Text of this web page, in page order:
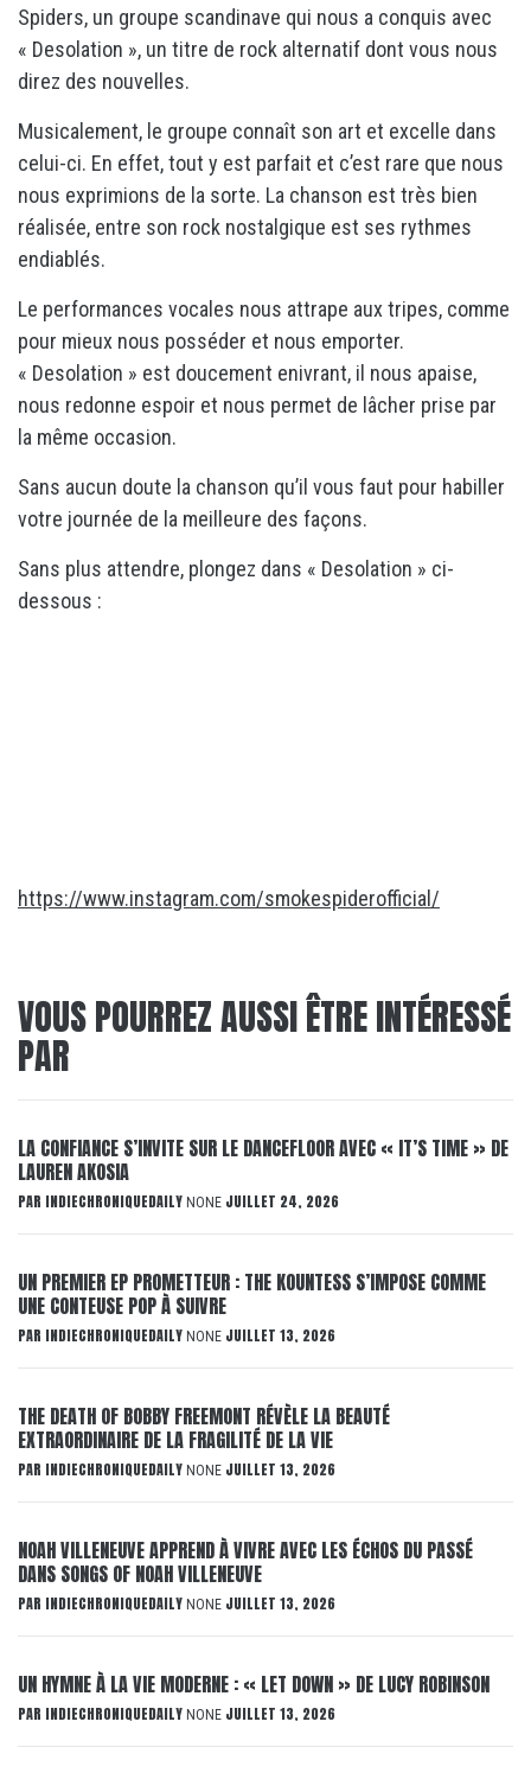
Spiders, un groupe scandinave qui nous a conquis avec
« Desolation », un titre de rock alternatif dont vous nous
direz des nouvelles.
Musicalement, le groupe connaît son art et excelle dans
celui-ci. En effet, tout y est parfait et c’est rare que nous
nous exprimions de la sorte. La chanson est très bien
réalisée, entre son rock nostalgique est ses rythmes
endiablés.
Le performances vocales nous attrape aux tripes, comme
pour mieux nous posséder et nous emporter.
« Desolation » est doucement enivrant, il nous apaise,
nous redonne espoir et nous permet de lâcher prise par
la même occasion.
Sans aucun doute la chanson qu’il vous faut pour habiller
votre journée de la meilleure des façons.
Sans plus attendre, plongez dans « Desolation » ci-
dessous :
https://www.instagram.com/smokespiderofficial/
VOUS POURREZ AUSSI ÊTRE INTÉRESSÉ
PAR
LA CONFIANCE S’INVITE SUR LE DANCEFLOOR AVEC « IT’S TIME » DE
LAUREN AKOSIA
PAR INDIECHRONIQUEDAILY NONE JUILLET 24, 2026
UN PREMIER EP PROMETTEUR : THE KOUNTESS S’IMPOSE COMME
UNE CONTEUSE POP À SUIVRE
PAR INDIECHRONIQUEDAILY NONE JUILLET 13, 2026
THE DEATH OF BOBBY FREEMONT RÉVÈLE LA BEAUTÉ
EXTRAORDINAIRE DE LA FRAGILITÉ DE LA VIE
PAR INDIECHRONIQUEDAILY NONE JUILLET 13, 2026
NOAH VILLENEUVE APPREND À VIVRE AVEC LES ÉCHOS DU PASSÉ
DANS SONGS OF NOAH VILLENEUVE
PAR INDIECHRONIQUEDAILY NONE JUILLET 13, 2026
UN HYMNE À LA VIE MODERNE : « LET DOWN » DE LUCY ROBINSON
PAR INDIECHRONIQUEDAILY NONE JUILLET 13, 2026